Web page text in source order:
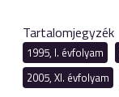
Tartalomjegyzék
1995, I. évfolyam
2005, XI. évfolyam